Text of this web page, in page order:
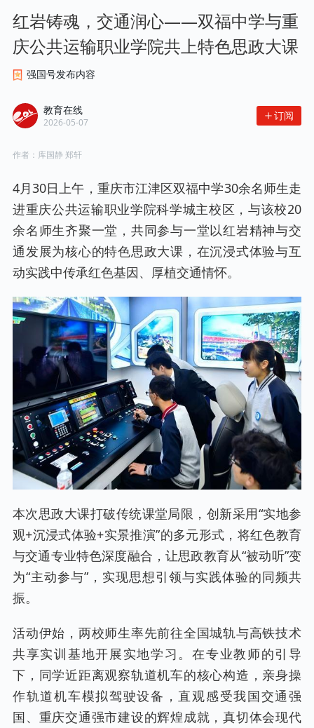
红岩铸魂，交通润心——双福中学与重
庆公共运输职业学院共上特色思政大课
强国号发布内容
教育在线
2026-05-07
订阅
作者： 库国静 郑轩
4月30日上午，重庆市江津区双福中学30余名师生走
进重庆公共运输职业学院科学城主校区，与该校20
余名师生齐聚一堂，共同参与一堂以红岩精神与交
通发展为核心的特色思政大课，在沉浸式体验与互
动实践中传承红色基因、厚植交通情怀。
本次思政大课打破传统课堂局限，创新采用“实地参
观+沉浸式体验+实景推演”的多元形式，将红色教育
与交通专业特色深度融合，让思政教育从“被动听”变
为“主动参与”，实现思想引领与实践体验的同频共
振。
活动伊始，两校师生率先前往全国城轨与高铁技术
共享实训基地开展实地学习。在专业教师的引导
下，同学近距离观察轨道机车的核心构造，亲身操
作轨道机车模拟驾驶设备，直观感受我国交通强
国、重庆交通强市建设的辉煌成就，真切体会现代